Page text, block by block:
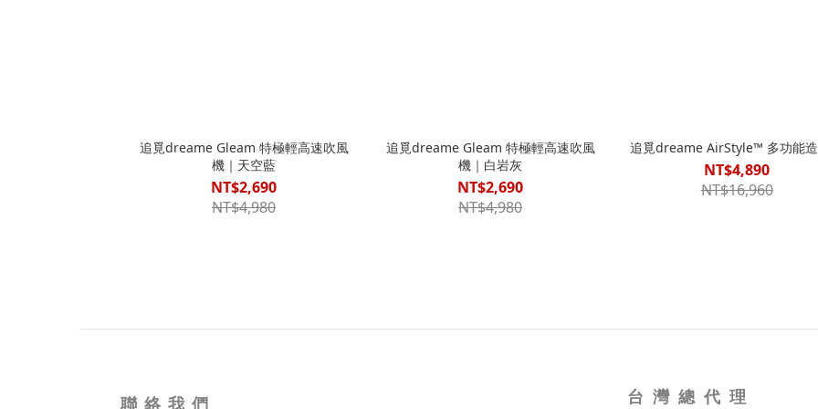
追覓dreame Gleam 特極輕高速吹風
機｜天空藍
NT$2,690
NT$4,980
追覓dreame Gleam 特極輕高速吹風
機｜白岩灰
NT$2,690
NT$4,980
追覓dreame AirStyle™ 多功能
NT$4,890
NT$16,960
聯 絡 我 們 台 灣 總 代 理